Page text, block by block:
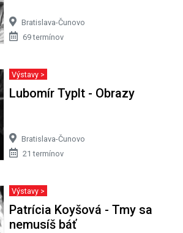
Bratislava-Čunovo
69 termínov
Výstavy >
Lubomír Typlt - Obrazy
Bratislava-Čunovo
21 termínov
Výstavy >
Patrícia Koyšová - Tmy sa
nemusíš báť